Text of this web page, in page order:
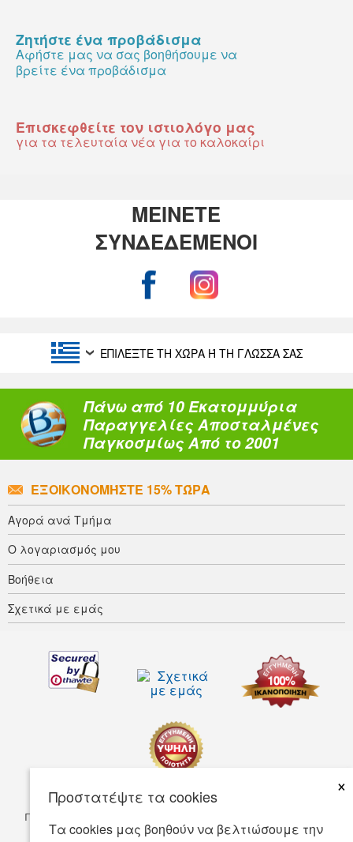
Προστατέψτε τα cookies
×
Τα cookies μας βοηθούν να βελτιώσουμε την
Ζητήστε ένα προβάδισμα
Αφήστε μας να σας βοηθήσουμε να
βρείτε ένα προβάδισμα
Επισκεφθείτε τον ιστιολόγο μας
για τα τελευταία νέα για το καλοκαίρι
ΜΕΙΝΕΤΕ
ΣΥΝΔΕΔΕΜΕΝΟΙ
ΕΠΙΛΈΞΤΕ ΤΗ ΧΏΡΑ Ή ΤΗ ΓΛΏΣΣΑ ΣΑΣ
Πάνω από 10 Εκατομμύρια
Παραγγελίες Αποσταλμένες
Παγκοσμίως Από το 2001
ΕΞΟΙΚΟΝΟΜΉΣΤΕ 15% ΤΏΡΑ
Αγορά ανά Τμήμα
Ο λογαριασμός μου
Βοήθεια
Σχετικά με εμάς
Προσαρμοστικότητα